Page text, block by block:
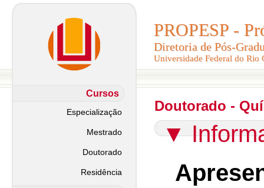
PROPESP -
Diretoria de Pós-
Universidade Federal do Rio
PROPESP -
Diretoria de Pós-
Universidade Federal do Rio
Cursos
Especialização
Mestrado
Doutorado
Residência
Doutorado -
▼